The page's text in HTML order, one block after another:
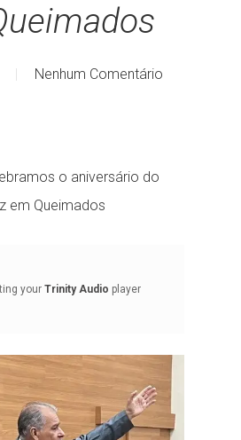
Nenhum Comentário
o aniversário do
em Queimados
your Trinity Audio player